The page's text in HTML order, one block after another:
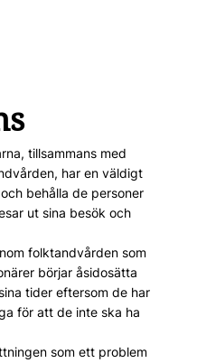
tillsammans med
har en väldigt
behålla de personer
ut sina besök och
folktandvården som
börjar åsidosätta
tider eftersom de har
för att de inte ska ha
som ett problem